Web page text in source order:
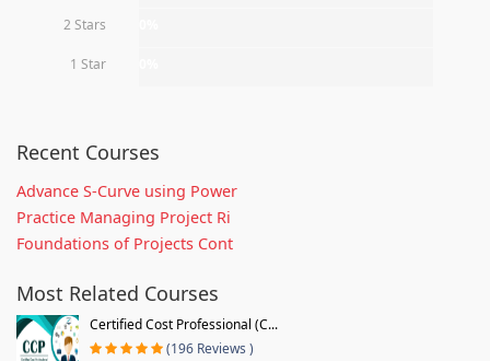
2 Stars
1 Star
Recent Courses
Advance S-Curve using Power
Practice Managing Project Ri
Foundations of Projects Cont
Most Related Courses
Certified Cost Professional (C...
(196 Reviews )